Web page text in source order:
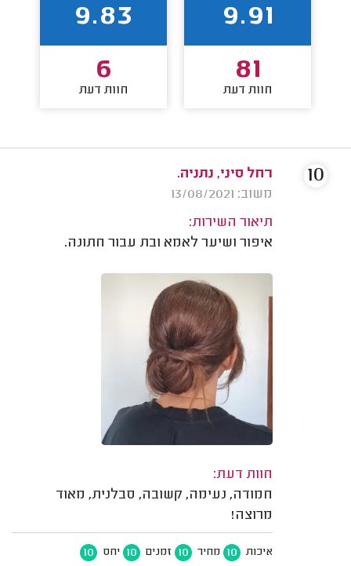
9.91
81
חוות דעת
9.83
6
חוות דעת
רחל סיני, נתניה.
משוב: 13/08/2021
תיאור השירות:
איפור ושיער לאמא ובת עבור חתונה.
חוות דעת:
חמודה, נעימה, קשובה, סבלנית, מאוד
מרוצה!
איכות 10 מחיר 10 זמנים 10 יחס 10
10